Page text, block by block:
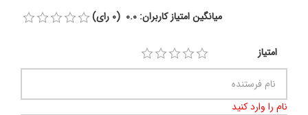
میانگین امتیاز کاربران: 0.0 (0 رای)
امتیاز
نام را وارد کنید